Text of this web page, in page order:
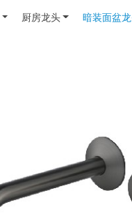
厨房龙头 暗装面盆